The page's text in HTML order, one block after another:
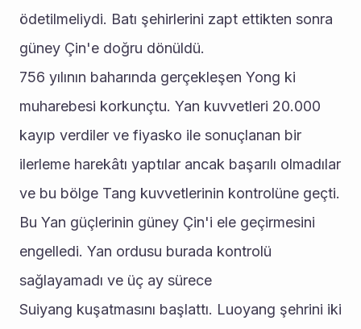
ödetilmeliydi. Batı şehirlerini zapt ettikten sonra
güney Çin'e doğru dönüldü.
756 yılının baharında gerçekleşen Yong ki
muharebesi korkunçtu. Yan kuvvetleri 20.000
kayıp verdiler ve fiyasko ile sonuçlanan bir
ilerleme harekâtı yaptılar ancak başarılı olmadılar
ve bu bölge Tang kuvvetlerinin kontrolüne geçti.
Bu Yan güçlerinin güney Çin'i ele geçirmesini
engelledi. Yan ordusu burada kontrolü
sağlayamadı ve üç ay sürece
Suiyang kuşatmasını başlattı. Luoyang şehrini iki